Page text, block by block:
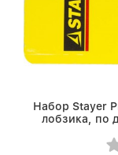
Набор Stayer
лобзика, по